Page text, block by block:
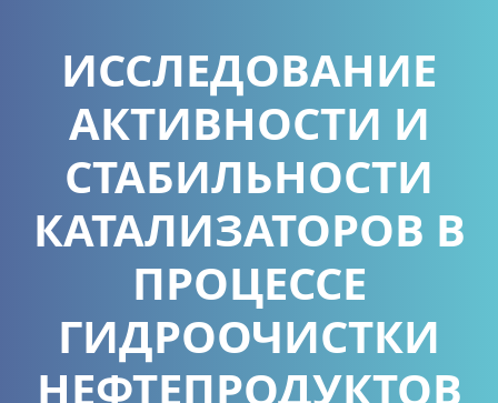
ИССЛЕДОВАНИЕ
АКТИВНОСТИ И
СТАБИЛЬНОСТИ
КАТАЛИЗАТОРОВ В
ПРОЦЕССЕ
ГИДРООЧИСТКИ
НЕФТЕПРОДУКТОВ